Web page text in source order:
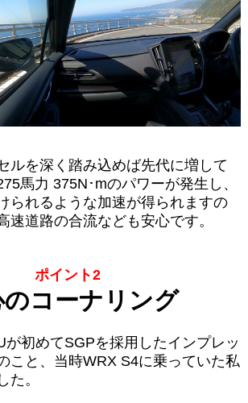
ルを深く踏み込めば先代に増して
馬力 375N･mのパワーが発生し、
られるような加速が得られますの
速道路の合流なども安心です。
ポイント2
のコーナリング
が初めてSGPを採用したインプレッ
こと、当時WRX S4に乗っていた私
た。